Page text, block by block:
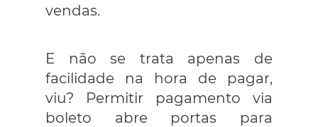
vendas.
E não se trata apenas de
facilidade na hora de pagar,
viu? Permitir pagamento via
boleto abre portas para